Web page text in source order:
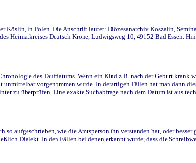
in Polen. Die Anschrift lautet: Diözesanarchiv Koszalin,
Heimatkreises Deutsch Krone, Ludwigsweg 10, 49152 Bad Essen.
des Taufdatums. Wenn ein Kind z.B. nach der Geburt krank
vorgenommen wurde. In derartigen Fällen hat man dann
zu überprüfen. Eine exakte Suchabfrage nach dem Datum ist aus
aufgeschrieben, wie die Amtsperson ihn verstanden hat, oder besser
Dialekt. In den Fällen bei denen erkannt wurde, dass die